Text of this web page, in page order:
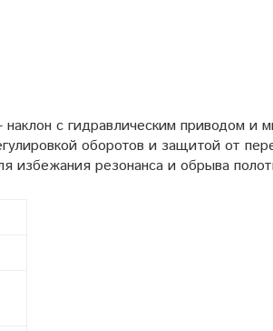
с гидравлическим приводом и
оборотов и защитой от
резонанса и обрыва